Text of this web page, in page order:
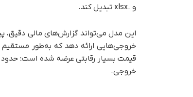
و .xlsx تبدیل کند.
این مدل می‌تواند گزارش‌های مالی دقیق،
خروجی.